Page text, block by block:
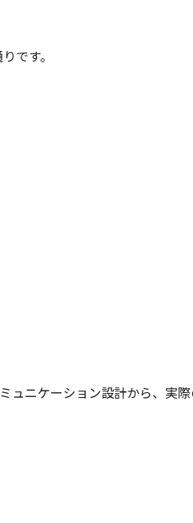
です。
ュニケーション設計から、実